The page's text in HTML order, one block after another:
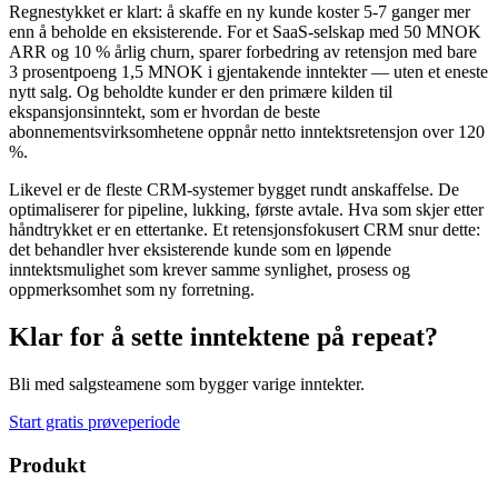
Regnestykket er klart: å skaffe en ny kunde koster 5-7 ganger mer
enn å beholde en eksisterende. For et SaaS-selskap med 50 MNOK
ARR og 10 % årlig churn, sparer forbedring av retensjon med bare
3 prosentpoeng 1,5 MNOK i gjentakende inntekter — uten et eneste
nytt salg. Og beholdte kunder er den primære kilden til
ekspansjonsinntekt, som er hvordan de beste
abonnementsvirksomhetene oppnår netto inntektsretensjon over 120
%.
Likevel er de fleste CRM-systemer bygget rundt anskaffelse. De
optimaliserer for pipeline, lukking, første avtale. Hva som skjer etter
håndtrykket er en ettertanke. Et retensjonsfokusert CRM snur dette:
det behandler hver eksisterende kunde som en løpende
inntektsmulighet som krever samme synlighet, prosess og
oppmerksomhet som ny forretning.
Klar for å sette inntektene på repeat?
Bli med salgsteamene som bygger varige inntekter.
Start gratis prøveperiode
Produkt